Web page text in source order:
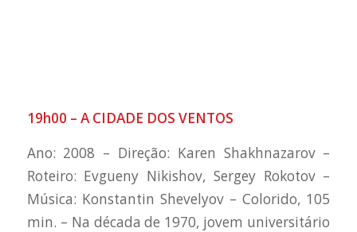
19h00 – A CIDADE DOS VENTOS
Ano: 2008 – Direção: Karen Shakhnazarov –
Roteiro: Evgueny Nikishov, Sergey Rokotov –
Música: Konstantin Shevelyov – Colorido, 105
min. – Na década de 1970, jovem universitário